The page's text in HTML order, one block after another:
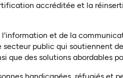
accréditée et la
et de la
public qui soutiennent
que des solutions abordables